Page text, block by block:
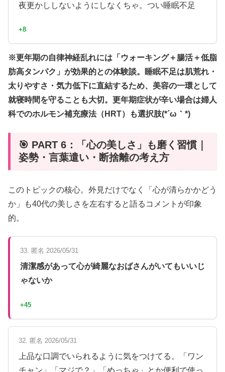
夜更かししないようにしなくちゃ。つい睡眠不足
+8
※更年期の自律神経乱れには「ウォーキング＋腸活＋低脂
肪高タンパク」が効果的との体験談。睡眠不足は肌荒れ・
太りやすさ・気力低下に直結するため、美容の一環として
就寝時間を守ることも大切。更年期症状が辛い場合は婦人
科でのホルモン補充療法（HRT）も選択肢(*´ω｀*)
🎯 PART 6：「心の美しさ」も磨く習慣｜
姿勢・言葉遣い・断捨離の考え方
このトピックの核心。外見だけでなく「心が清らかかどう
か」も40代の美しさを左右すると語るコメントが印象
的。
33. 匿名 2026/05/31
清潔感があって心が綺麗なおばさんがいてもいいじ
ゃないか
+45
32. 匿名 2026/05/31
上品な口調でいられるように気をつけてる。「ワン
チャン」「マジで？」「めっちゃ」とか便利で使っ